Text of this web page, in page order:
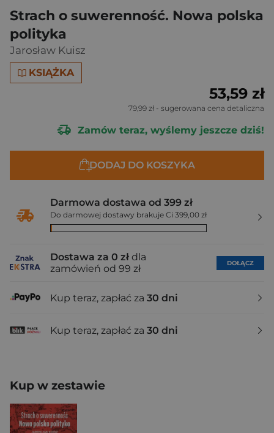
Strach o suwerenność. Nowa polska
polityka
Jarosław Kuisz
KSIĄŻKA
53,59 zł
79,99 zł - sugerowana cena detaliczna
Zamów teraz, wyślemy jeszcze dziś!
DODAJ DO KOSZYKA
Darmowa dostawa od 399 zł
Do darmowej dostawy brakuje Ci 399,00 zł
Dostawa za 0 zł dla
zamówień od 99 zł
DOŁĄCZ
Kup teraz, zapłać za 30 dni
Kup teraz, zapłać za 30 dni
Kup w zestawie